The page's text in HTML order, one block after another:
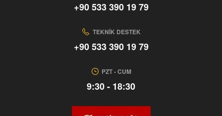
+90 533 390 19 79
TEKNIK DESTEK
+90 533 390 19 79
PZT - CUM
9:30 - 18:30